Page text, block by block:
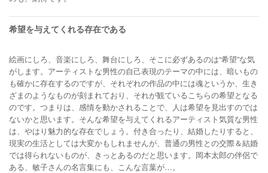
希望を与えてくれる存在である
絵画にしろ、音楽にしろ、舞台にしろ、そこに必ずあるのは“希望”な気
がします。アーティストな男性の自己表現のテーマの中には、暗いもの
も確かに存在するのですが、それぞれの作品の中には魂というか、生き
ざまのようなものが刻まれており、それが観ているこちらの希望となる
のです。つまりは、感情を動かされることで、人は希望を見出すのでは
ないかと思います。そんな希望を与えてくれるアーティスト気質な男性
は、やはり魅力的な存在でしょう。付き合ったり、結婚したりすると、
現実の生活としては大変かもしれませんが、普通の男性との交際＆結婚
では得られないものが、きっとあるのだと思います。岡本太郎の伴侶で
ある、敏子さんの名言集にも、こんな言葉が…。